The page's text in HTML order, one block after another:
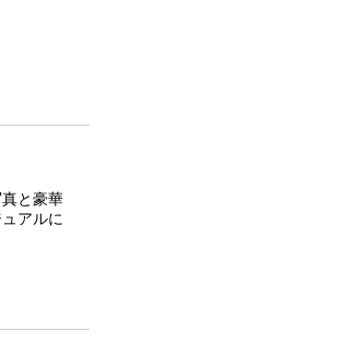
と豪華
アルに